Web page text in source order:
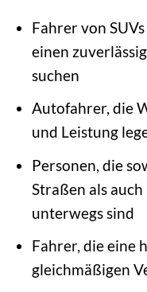
Fahrer von
einen
suchen
Autofahrer, die
und Leistung
Personen, die
Straßen als
unterwegs sind
Fahrer, die eine
gleichmäßigen